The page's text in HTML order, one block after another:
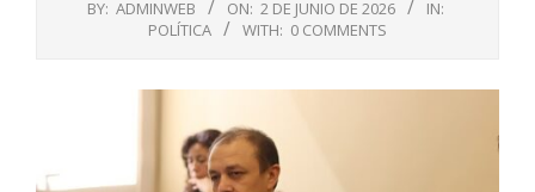
BY: ADMINWEB ON: 2 DE JUNIO DE 2026
IN:
POLÍTICA
WITH: 0 COMMENTS